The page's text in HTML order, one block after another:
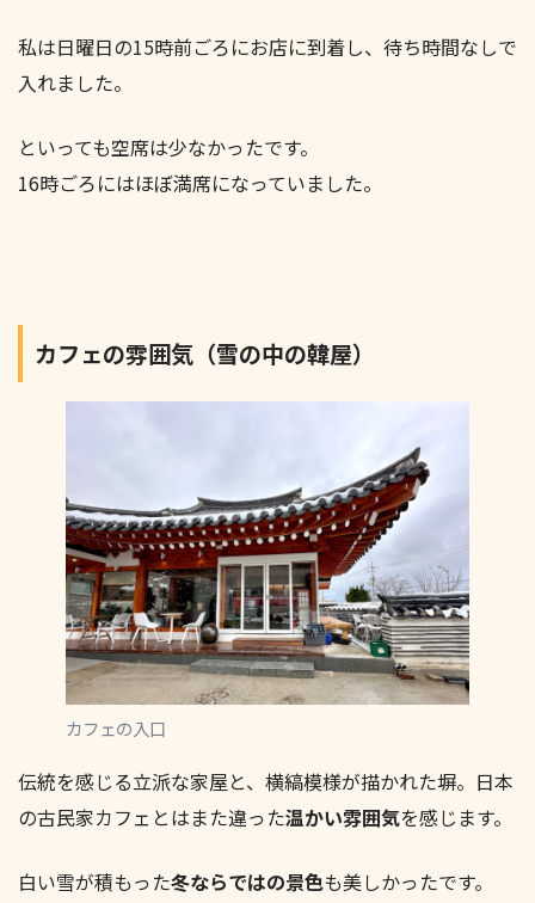
私は日曜日の15時前ごろにお店に到着し、待ち時間なしで
入れました。
といっても空席は少なかったです。
16時ごろにはほぼ満席になっていました。
カフェの雰囲気（雪の中の韓屋）
カフェの入口
伝統を感じる立派な家屋と、横縞模様が描かれた塀。日本
の古民家カフェとはまた違った温かい雰囲気を感じます。
白い雪が積もった冬ならではの景色も美しかったです。